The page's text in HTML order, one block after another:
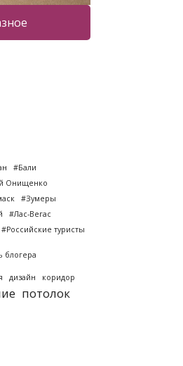
#Бали
Онищенко
#Зумеры
#Лас-Вегас
#Российские туристы
блогера
дизайн
коридор
потолок